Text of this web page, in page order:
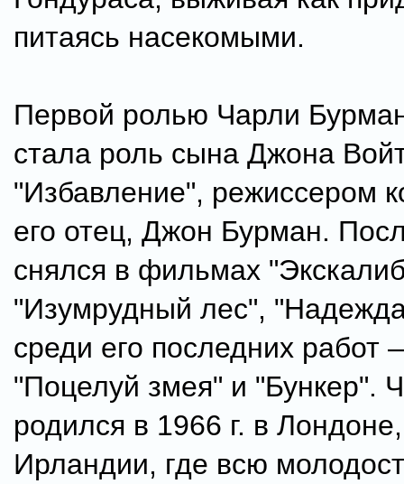
питаясь насекомыми.
Первой ролью Чарли
стала роль сына Джона
"Избавление", режиссером
его отец, Джон Бурман.
снялся в фильмах
"Изумрудный лес",
среди его последних работ
"Поцелуй змея" и "Бункер".
родился в 1966 г. в
Ирландии, где всю